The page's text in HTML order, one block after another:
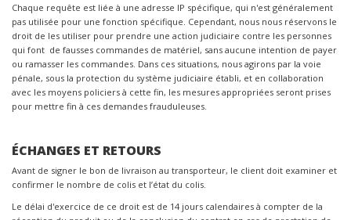
Chaque requête est liée à une adresse IP spécifique, qui n'est généralement
pas utilisée pour une fonction spécifique. Cependant, nous nous réservons le
droit de les utiliser pour prendre une action judiciaire contre les personnes
qui font de fausses commandes de matériel, sans aucune intention de payer
ou ramasser les commandes. Dans ces situations, nous agirons par la voie
pénale, sous la protection du système judiciaire établi, et en collaboration
avec les moyens policiers à cette fin, les mesures appropriées seront prises
pour mettre fin à ces demandes frauduleuses.
ÉCHANGES ET RETOURS
Avant de signer le bon de livraison au transporteur, le client doit examiner et
confirmer le nombre de colis et l’état du colis.
Le délai d'exercice de ce droit est de 14 jours calendaires à compter de la